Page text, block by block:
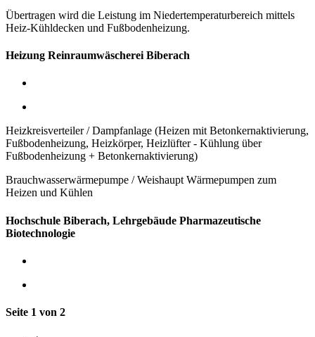
Übertragen wird die Leistung im Niedertemperaturbereich mittels
Heiz-Kühldecken und Fußbodenheizung.
Heizung Reinraumwäscherei Biberach
Heizkreisverteiler / Dampfanlage (Heizen mit Betonkernaktivierung,
Fußbodenheizung, Heizkörper, Heizlüfter - Kühlung über
Fußbodenheizung + Betonkernaktivierung)
Brauchwasserwärmepumpe / Weishaupt Wärmepumpen zum
Heizen und Kühlen
Hochschule Biberach, Lehrgebäude Pharmazeutische
Biotechnologie
Seite 1 von 2